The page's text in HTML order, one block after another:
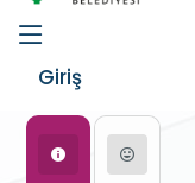
Giriş
Aktif Tab: